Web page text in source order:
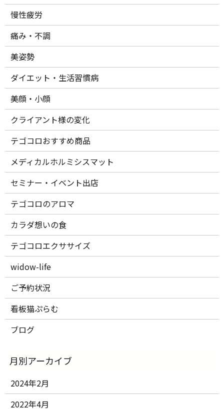
慢性疲労
痛み・不調
美姿勢
ダイエット・生活習慣病
美顔・小顔
クライアント様の変化
テゴコロおすすめ商品
メディカルホルミシスマット
セミナー・イベント出店
テゴコロのアロマ
カラダ想いの食
テゴコロエクササイズ
widow-life
ご予約状況
看板猫ぷらむ
ブログ
2024年2月
2022年4月